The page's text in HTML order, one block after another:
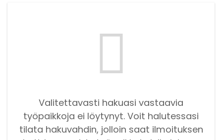
Valitettavasti hakuasi vastaavia
työpaikkoja ei löytynyt. Voit halutessasi
tilata hakuvahdin, jolloin saat ilmoituksen